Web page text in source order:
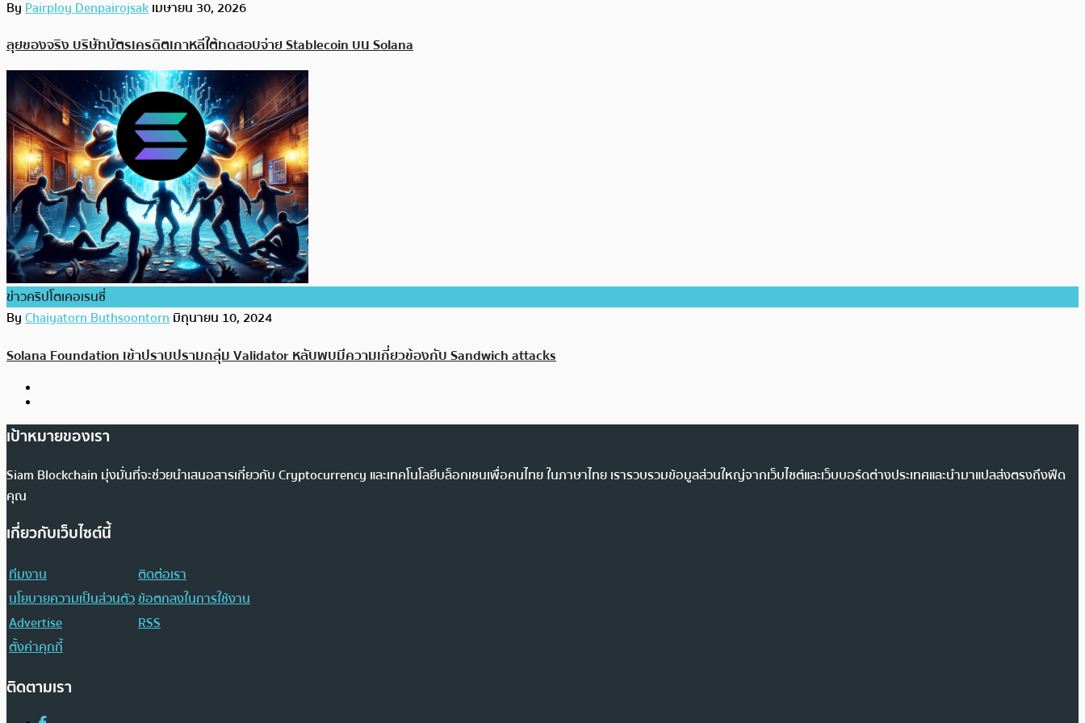
ByPairploy Denpairojsakเมษายน 30, 2026
ลุยของจริง บริษัทบัตรเครดิตเกาหลีใต้ทดสอบจ่าย Stablecoin บน Solana
ข่าวคริปโตเคอเรนซี่
ByChaiyatorn Buthsoontornมิถุนายน 10, 2024
Solana Foundation เข้าปราบปรามกลุ่ม Validator หลับพบมีความเกี่ยวข้องกับ Sandwich attacks
เป้าหมายของเรา
Siam Blockchain มุ่งมั่นที่จะช่วยนำเสนอสารเกี่ยวกับ Cryptocurrency และเทคโนโลยีบล็อกเชนเพื่อคนไทย ในภาษาไทย เรารวบรวมข้อมูลส่วนใหญ่จากเว็บไซต์และเว็บบอร์ดต่างประเทศและนำมาแปลส่งตรงถึงฟีด
คุณ
เกี่ยวกับเว็บไซต์นี้
ทีมงาน
ติดต่อเรา
นโยบายความเป็นส่วนตัวข้อตกลงในการใช้งาน
Advertise
RSS
ตั้งค่าคุกกี้
ติดตามเรา